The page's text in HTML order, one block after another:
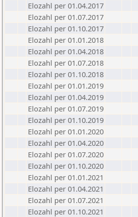
Elozahl per 01.04.2017
Elozahl per 01.07.2017
Elozahl per 01.10.2017
Elozahl per 01.01.2018
Elozahl per 01.04.2018
Elozahl per 01.07.2018
Elozahl per 01.10.2018
Elozahl per 01.01.2019
Elozahl per 01.04.2019
Elozahl per 01.07.2019
Elozahl per 01.10.2019
Elozahl per 01.01.2020
Elozahl per 01.04.2020
Elozahl per 01.07.2020
Elozahl per 01.10.2020
Elozahl per 01.01.2021
Elozahl per 01.04.2021
Elozahl per 01.07.2021
Elozahl per 01.10.2021